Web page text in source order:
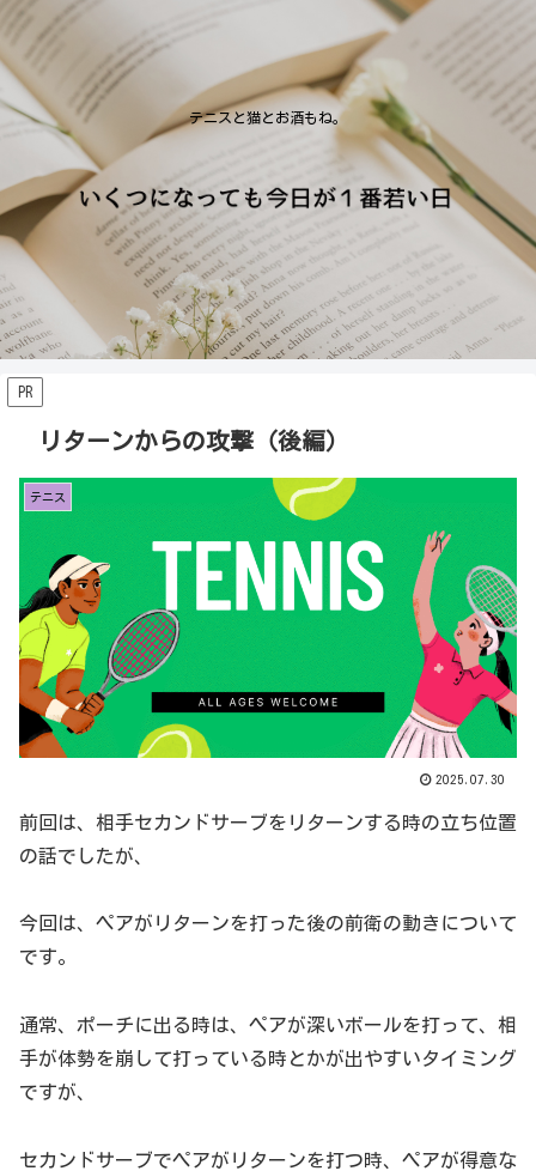
テニスと猫とお酒もね。
PR
リターンからの攻撃（後編）
テニス
2025.07.30
前回は、相手セカンドサーブをリターンする時の立ち位置
の話でしたが、
今回は、ペアがリターンを打った後の前衛の動きについて
です。
通常、ポーチに出る時は、ペアが深いボールを打って、相
手が体勢を崩して打っている時とかが出やすいタイミング
ですが、
セカンドサーブでペアがリターンを打つ時、ペアが得意な